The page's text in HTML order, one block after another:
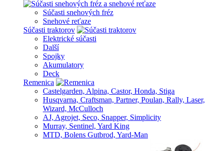
Súčasti snehových fréz
Snehové reťaze
Súčasti traktorov
Elektrické súčasti
Další
Spojky
Akumulatory
Deck
Remenica
Castelgarden, Alpina, Castor, Honda, Stiga
Husqvarna, Craftsman, Partner, Poulan, Rally, Laser,
Wizard, McCulloch
AJ, Agrojet, Seco, Snapper, Simplicity
Murray, Sentinel, Yard King
MTD, Bolens Gutbrod, Yard-Man